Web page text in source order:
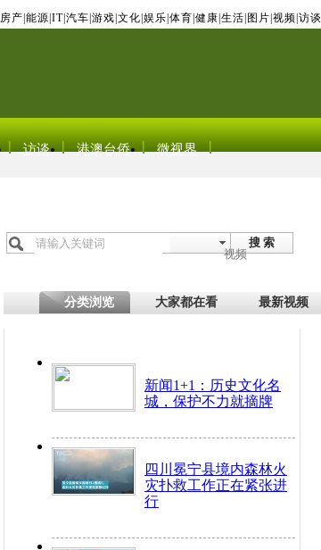
房产 能源 IT| 汽车 游戏 文化 娱乐 体育 健康 生活 图片 视频 访谈
访谈 港澳台侨 微视界
搜 索
视频
分类浏览 大家都在看 最新视频
新闻1+1：历史文化名
城，保护不力就摘牌
四川冕宁县境内森林火
灾扑救工作正在紧张进
行